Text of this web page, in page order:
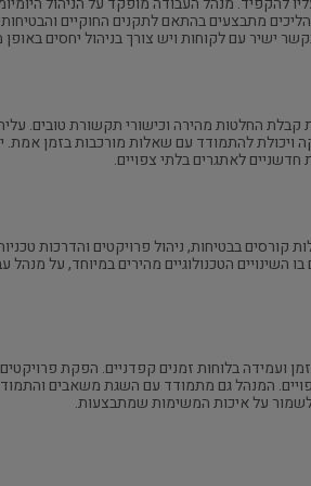
מתבצעים בהתאם לתקנים החוקיים
עם לקוחות ויש צורך בניהול יחסים באופן
החלטות מהירה וכישורי תקשורת טובים.
להתמודד עם שאלות מורכבות בזמן אמת.
לאתגרים בלתי צפויים.
בבטיחות, ניהול פרויקטים והדרכות
השינויים הטכנולוגיים מהירים במיוחד, על
ועמידה בלוחות זמנים קפדניים. הפקת
המנהל גם מתמודד עם השגת משאבים
על איכות המשימות שמתבצעות.